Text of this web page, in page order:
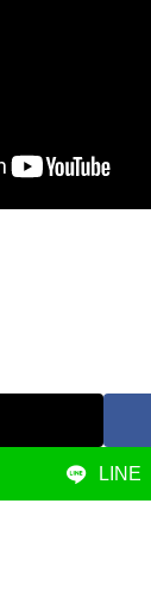
LINE